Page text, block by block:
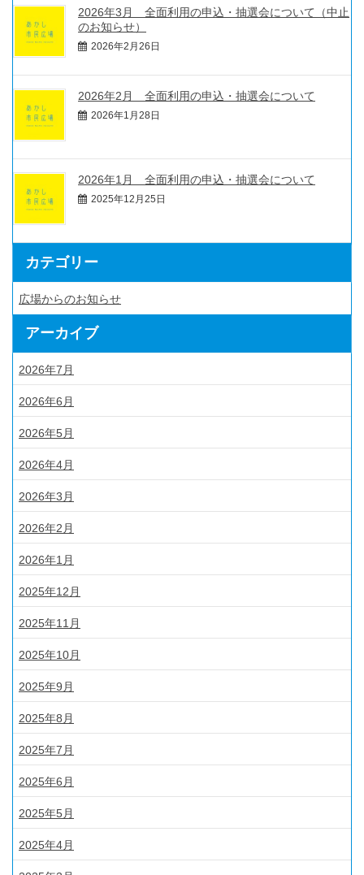
2026年3月 全面利用の申込・抽選会について（中止
のお知らせ）
2026年2月26日
2026年2月 全面利用の申込・抽選会について
2026年1月28日
2026年1月 全面利用の申込・抽選会について
2025年12月25日
カテゴリー
広場からのお知らせ
アーカイブ
2026年7月
2026年6月
2026年5月
2026年4月
2026年3月
2026年2月
2026年1月
2025年12月
2025年11月
2025年10月
2025年9月
2025年8月
2025年7月
2025年6月
2025年5月
2025年4月